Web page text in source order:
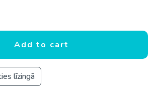
Add to cart
līzingā